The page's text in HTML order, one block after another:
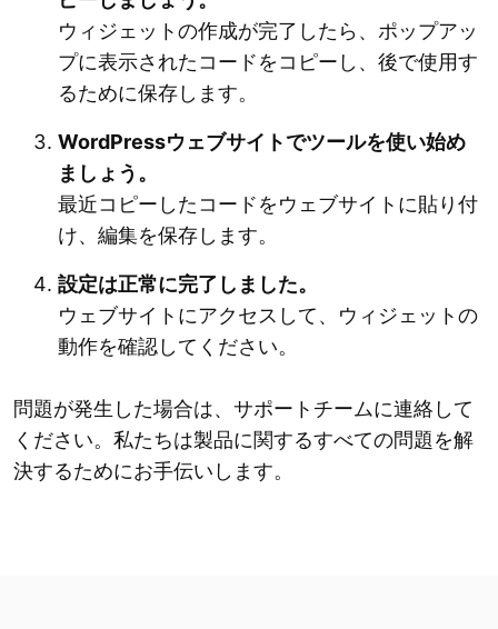
ウィジェットの作成が完了したら、ポップアッ
プに表示されたコードをコピーし、後で使用す
るために保存します。
WordPressウェブサイトでツールを使い始め
ましょう。
最近コピーしたコードをウェブサイトに貼り付
け、編集を保存します。
設定は正常に完了しました。
ウェブサイトにアクセスして、ウィジェットの
動作を確認してください。
問題が発生した場合は、サポートチームに連絡して
ください。私たちは製品に関するすべての問題を解
決するためにお手伝いします。